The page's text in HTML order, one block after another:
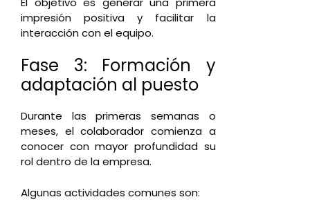
impresión positiva y facilitar la
interacción con el equipo.
Fase 3: Formación y
adaptación al puesto
Durante las primeras semanas o
meses, el colaborador comienza a
conocer con mayor profundidad su
rol dentro de la empresa.
Algunas actividades comunes son: